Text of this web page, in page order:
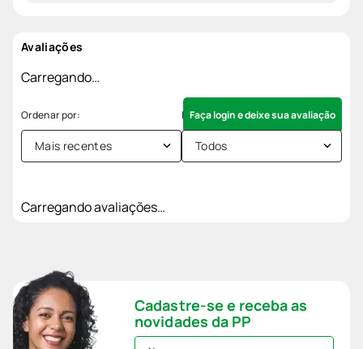
Avaliações
Carregando…
Faça login e deixe sua avaliação
Mais recentes Todos
Carregando avaliações…
Cadastre-se e receba as
novidades da PP